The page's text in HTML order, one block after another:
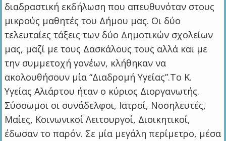
διαδραστική εκδήλωση που απευθυνόταν στους
μικρούς μαθητές του Δήμου μας. Οι δύο
τελευταίες τάξεις των δύο Δημοτικών σχολείων
μας, μαζί με τους Δασκάλους τους αλλά και με
την συμμετοχή γονέων, κλήθηκαν να
ακολουθήσουν μία “Διαδρομή Υγείας”.Το Κ.
Υγείας Αλιάρτου ήταν ο κύριος Διοργανωτής.
Σύσσωμοι οι συνάδελφοι, Ιατροί, Νοσηλευτές,
Μαίες, Κοινωνικοί Λειτουργοί, Διοικητικοί,
έδωσαν το παρόν. Σε μία μεγάλη περίμετρο, μέσα